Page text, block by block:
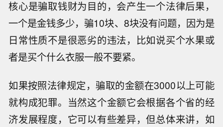
核心是骗取钱财为目的，会产生一个法律后果，
一个是金钱多少，骗10块、8块没有问题，因为是
日常性质不是很恶劣的违法，比如说买个水果或
者是买个什么衣服一般不要紧。
如果按照法律规定，骗取的金额在3000以上可能
就构成犯罪。当然这个金额它会根据各个省的经
济发展程度，它可以有些差异，但总体来讲，如